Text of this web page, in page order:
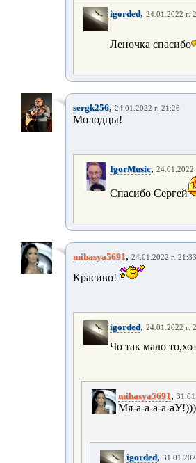
igorded, 24.01.2022 г.
Леночка спасибо
sergk256, 24.01.2022 г. 21:26
Молодцы!
IgorMusic, 24.01.2022
Спасибо Сергей
mihasya5691, 24.01.2022 г. 21:33
Красиво!
igorded, 24.01.2022 г.
Чо так мало
mihasya5691,
Мя-а-а-а-а-
igorded,